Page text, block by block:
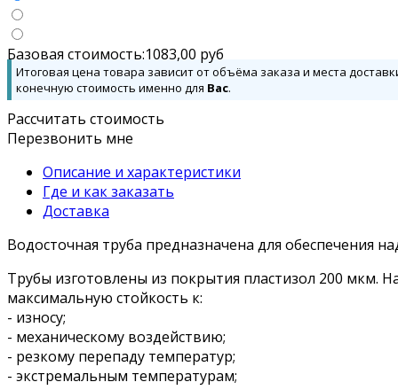
Базовая стоимость:1083,00 руб
Итоговая цена товара зависит от объёма заказа и места
конечную стоимость именно для Вас.
Рассчитать стоимость
Перезвонить мне
Описание и характеристики
Где и как заказать
Доставка
Водосточная труба предназначена для обеспечения
Трубы изготовлены из покрытия пластизол 200 мкм.
максимальную стойкость к:
- износу;
- механическому воздействию;
- резкому перепаду температур;
- экстремальным температурам;